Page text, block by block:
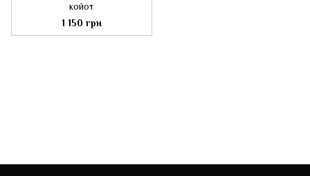
койот
1 150 грн